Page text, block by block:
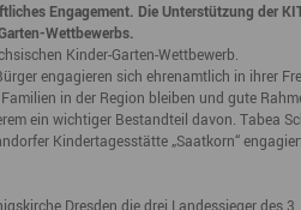
Schule-Wirtschaft
Engagement. Die Unterstützung der
Wettbewerbs.
Kinder-Garten-Wettbewerb.
engagieren sich ehrenamtlich in ihrer
in der Region bleiben und gute
ein wichtiger Bestandteil davon. Tabea
Kindertagesstätte „Saatkorn“
Dresden die drei Landessieger des